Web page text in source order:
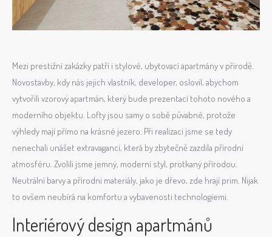
Mezi prestižní zakázky patří i stylové, ubytovací apartmány v přírodě.
Novostavby, kdy nás jejich vlastník, developer, oslovil, abychom
vytvořili vzorový apartmán, který bude prezentací tohoto nového a
moderního objektu. Lofty jsou samy o sobě půvabné, protože
výhledy mají přímo na krásné jezero. Při realizaci jsme se tedy
nenechali unášet extravagancí, která by zbytečně zazdila přírodní
atmosféru. Zvolili jsme jemný, moderní styl, protkaný přírodou.
Neutrální barvy a přírodní materiály, jako je dřevo, zde hrají prim. Nijak
to ovšem neubírá na komfortu a vybavenosti technologiemi.
Interiérový design apartmánů